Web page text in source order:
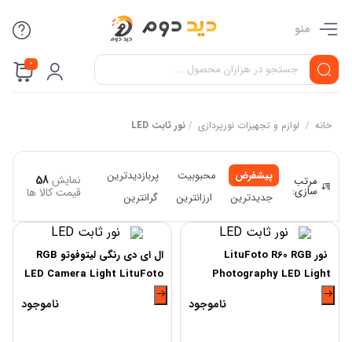
منو
0
خانه / لوازم و تجهیزات نورپردازی / نور ثابت LED
مرتب
سازی:
پیشفرض محبوبیت
پربازدیدترین
جدیدترین
ارزانترین گرانترین
نمایش58
قیمت کالا ها
نور LituFoto R60 RGB
Photography LED Light
ناموجود
ال ای دی رنگی لیتوفوتو RGB
LED Camera Light LituFoto
R10 128P
ناموجود